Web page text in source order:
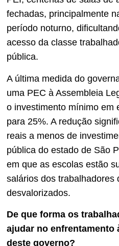
fechadas, principalmente
período noturno,
acesso da classe
pública.
A última medida do
uma PEC à Assembleia
o investimento mínimo em
para 25%. A redução
reais a menos de
pública do estado de São
em que as escolas estão
salários dos trabalhadores
desvalorizados.
De que forma os
ajudar no enfrentamento
deste governo?